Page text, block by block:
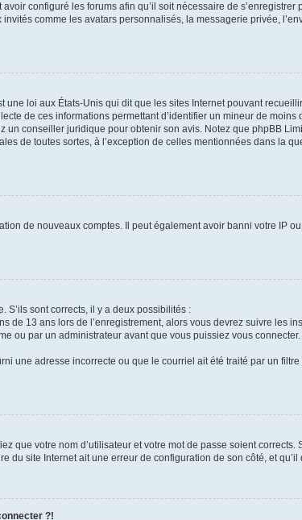
configuré les forums afin qu’il soit nécessaire de
comme les avatars personnalisés, la messagerie privée,
une loi aux États-Unis qui dit que les sites Internet pouvant
de ces informations permettant d’identifier un mineur de
un conseiller juridique pour obtenir son avis. Notez que phpBB
de toutes sortes, à l’exception de celles mentionnées dans la
de nouveaux comptes. Il peut également avoir banni votre IP
S’ils sont corrects, il y a deux possibilités :
de 13 ans lors de l’enregistrement, alors vous devrez suivre les
ou par un administrateur avant que vous puissiez vous
une adresse incorrecte ou que le courriel ait été traité par un
que votre nom d’utilisateur et votre mot de passe soient
du site Internet ait une erreur de configuration de son côté, et qu’il
?!